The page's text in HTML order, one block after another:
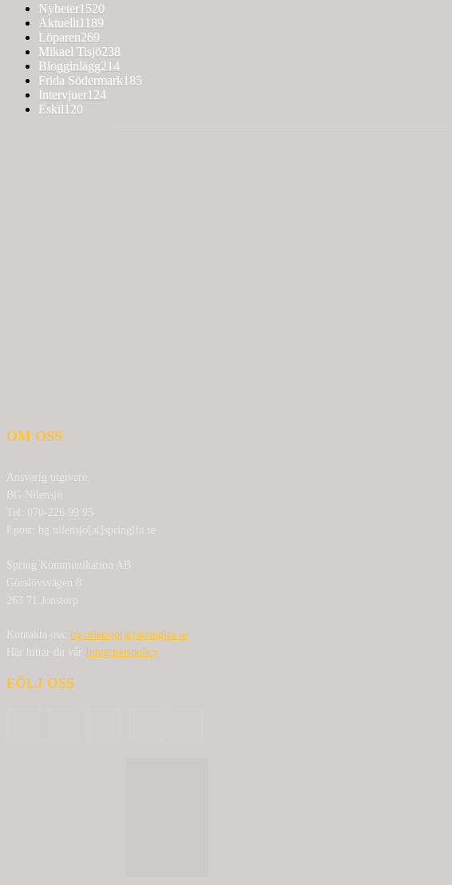
Nyheter1520
Aktuellt1189
Löparen269
Mikael Tisjö238
Blogginlägg214
Frida Södermark185
Intervjuer124
Eskil120
OM OSS
Ansvarig utgivare:
BG Nilensjö
Tel: 070-226 99 95
Epost: bg.nilensjo[at]springlfa.se
Spring Kommunikation AB
Görslövsvägen 8
263 71 Jonstorp
Kontakta oss: bg.nilensjo[at]springlfa.se
Här hittar du vår Integritetspolicy
FÖLJ OSS